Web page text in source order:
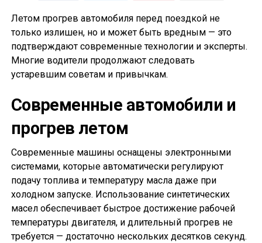
Летом прогрев автомобиля перед поездкой не
только излишен, но и может быть вредным — это
подтверждают современные технологии и эксперты.
Многие водители продолжают следовать
устаревшим советам и привычкам.
Современные автомобили и
прогрев летом
Современные машины оснащены электронными
системами, которые автоматически регулируют
подачу топлива и температуру масла даже при
холодном запуске. Использование синтетических
масел обеспечивает быстрое достижение рабочей
температуры двигателя, и длительный прогрев не
требуется — достаточно нескольких десятков секунд.